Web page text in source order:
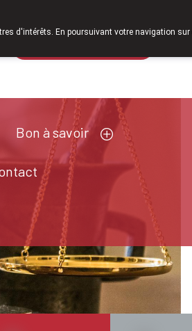
Bon à savoir
d'intérêts. En poursuivant votre navigation